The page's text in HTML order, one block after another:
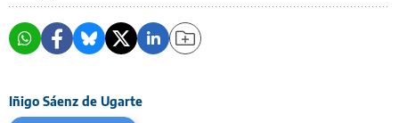
Iñigo Sáenz de Ugarte